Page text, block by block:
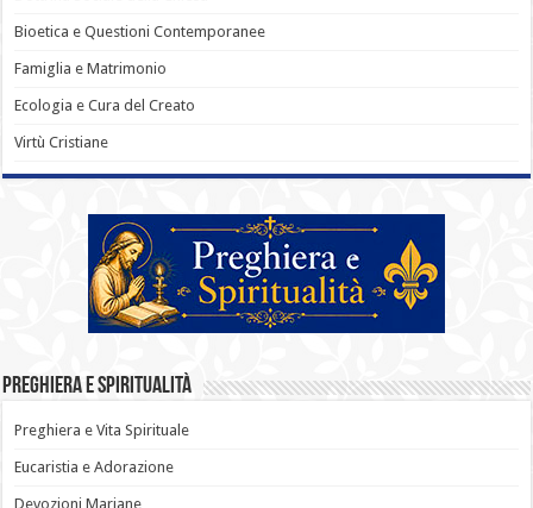
Bioetica e Questioni Contemporanee
Famiglia e Matrimonio
Ecologia e Cura del Creato
Virtù Cristiane
Preghiera e Spiritualità
Preghiera e Vita Spirituale
Eucaristia e Adorazione
Devozioni Mariane